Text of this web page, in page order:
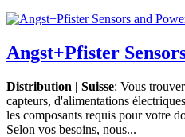
Angst+Pfister
Distribution | Suisse: Vous
capteurs, d'alimentations
les composants requis pour votre
Selon vos besoins, nous...